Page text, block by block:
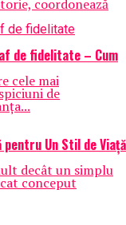
coordonează
de fidelitate – Cum
cele mai
de
Un Stil de Viață
decât un simplu
conceput